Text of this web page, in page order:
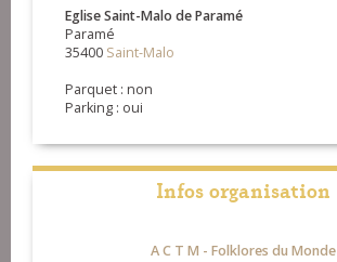
Eglise Saint-Malo de Paramé
Paramé
35400 Saint-Malo
Parquet : non
Parking : oui
Infos organisation
A C T M - Folklores du Monde